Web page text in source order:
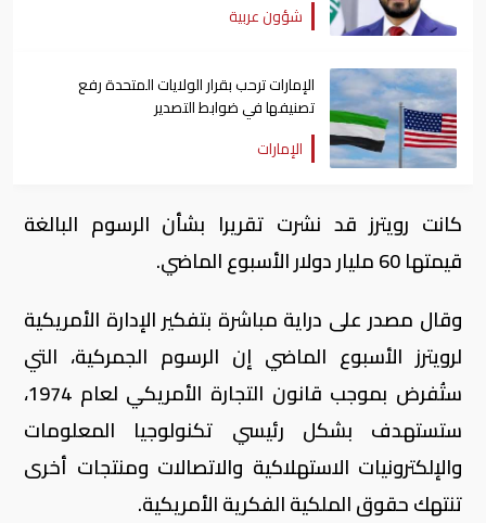
شؤون عربية
الإمارات ترحب بقرار الولايات المتحدة رفع
تصنيفها في ضوابط التصدير
الإمارات
كانت رويترز قد نشرت تقريرا بشأن الرسوم البالغة
قيمتها 60 مليار دولار الأسبوع الماضي.
وقال مصدر على دراية مباشرة بتفكير الإدارة الأمريكية
لرويترز الأسبوع الماضي إن الرسوم الجمركية، التي
ستُفرض بموجب قانون التجارة الأمريكي لعام 1974،
ستستهدف بشكل رئيسي تكنولوجيا المعلومات
والإلكترونيات الاستهلاكية والاتصالات ومنتجات أخرى
تنتهك حقوق الملكية الفكرية الأمريكية.